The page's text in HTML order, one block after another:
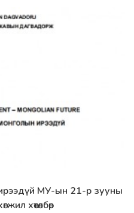
МУ-ын 21-р зууны
хөтөлбөр